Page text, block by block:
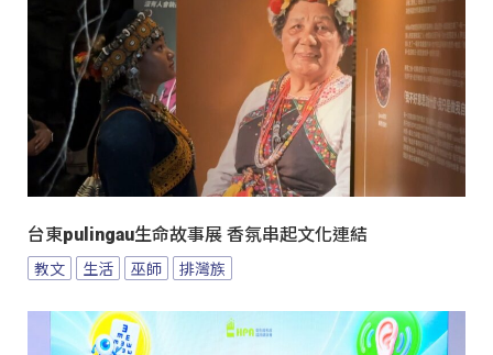
台東pulingau生命故事展 香氛串起文化連結
教文 生活 巫師 排灣族